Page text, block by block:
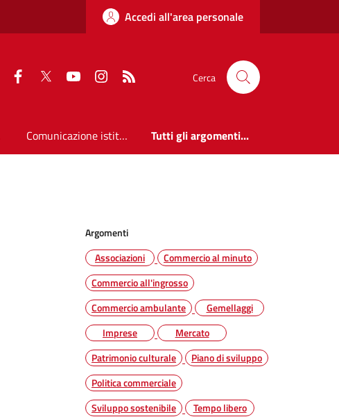
Accedi all'area personale
Faceboook
Twitter YoutubeInstagram Cerca
Comunicazione istituzionale Tutti gli argomenti...
Argomenti
Associazioni
Commercio al minuto
Commercio all'ingrosso
Commercio ambulante
Gemellaggi
Imprese
Mercato
Patrimonio culturale
Piano di sviluppo
Politica commerciale
Sviluppo sostenibile
Tempo libero